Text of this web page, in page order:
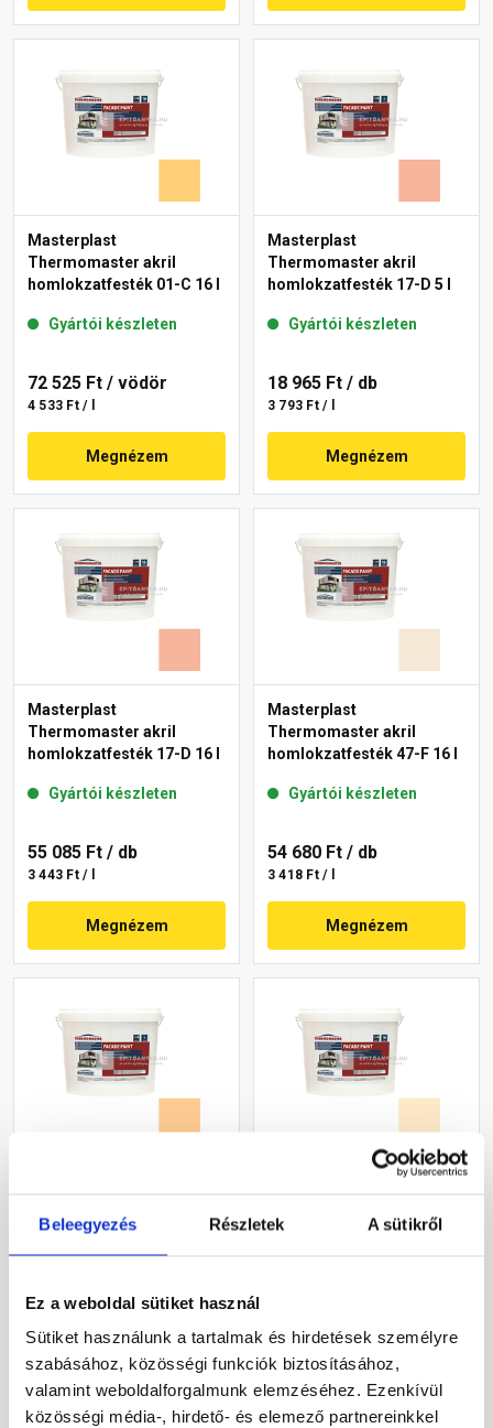
Beleegyezés Részletek A sütikről
Ez a weboldal sütiket használ
Sütiket használunk a tartalmak és hirdetések személyre
szabásához, közösségi funkciók biztosításához,
valamint weboldalforgalmunk elemzéséhez. Ezenkívül
közösségi média-, hirdető- és elemező partnereinkkel
Masterplast
Thermomaster akril
homlokzatfesték 01-C 16 l
Gyártói készleten
72 525 Ft / vödör
4 533 Ft / l
Megnézem
Masterplast
Thermomaster akril
homlokzatfesték 17-D 5 l
Gyártói készleten
18 965 Ft / db
3 793 Ft / l
Megnézem
Masterplast
Thermomaster akril
homlokzatfesték 17-D 16 l
Gyártói készleten
55 085 Ft / db
3 443 Ft / l
Megnézem
Masterplast
Thermomaster akril
homlokzatfesték 47-F 16 l
Gyártói készleten
54 680 Ft / db
3 418 Ft / l
Megnézem
homlokzatfesték 05-D 5 l
3 938 Ft / l
Megnézem
homlokzatfesték 01-F 16 l
3 445 Ft / l
Megnézem